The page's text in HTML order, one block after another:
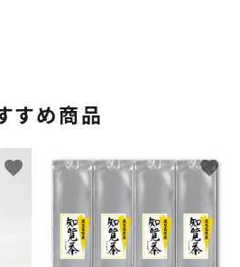
すめ商品
favorite favorite